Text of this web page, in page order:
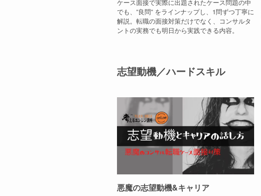
ケース面接で実際に出題されたケース問題の中
でも、”良問” をラインナップし、1問ずつ丁寧に
解説。転職の面接対策だけでなく、コンサルタ
ントの実務でも明日から実践できる内容。
志望動機／ハードスキル
悪魔の志望動機&キャリア